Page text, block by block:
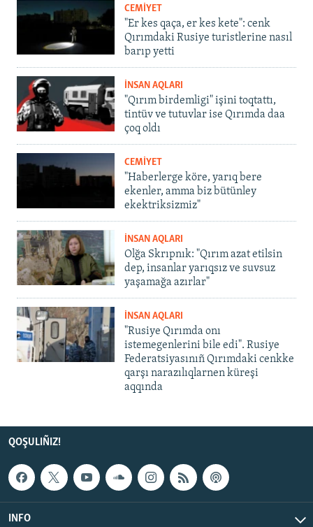
CEMİYET
"Er kes qaça, er kes kete": cenk
Qırımdaki Rusiye turistlerine nasıl
barıp yetti
İNSAN AQLARI
"Qırım birdemligi" işini toqtattı,
tintüv ve tutuvlar ise Qırımda daa
çoq oldı
CEMİYET
"Haberlerge köre, yarıq bere
ekenler, amma biz bütünley
ekektriksizmiz"
İNSAN AQLARI
Olğa Skrıpnık: "Qırım azat etilsin
dep, insanlar yarıqsız ve suvsuz
yaşamağa azırlar"
İNSAN AQLARI
"Rusiye Qırımda onı
istemegenlerini bile edi". Rusiye
Federatsiyasınıñ Qırımdaki cenkke
qarşı narazılıqlarnen küreşi
aqqında
QOŞULIÑIZ!
INFO